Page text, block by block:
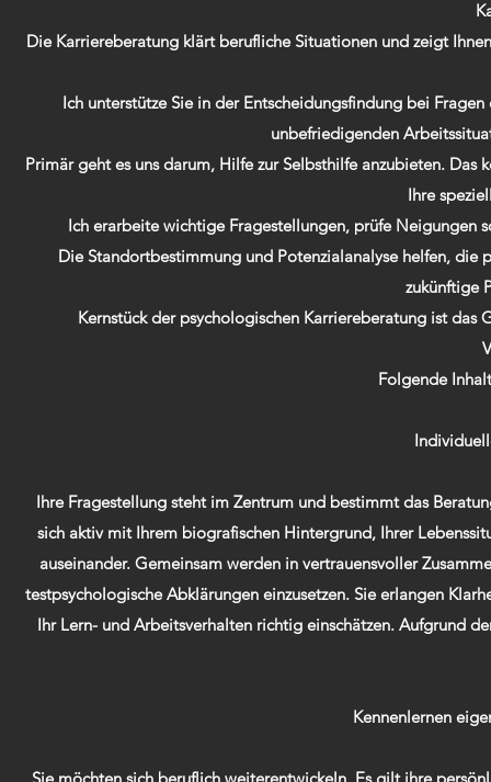
Die Karriereberatung klärt berufliche Situationen und zeigt
Ich unterstütze Sie in der Entscheidungsfindung bei
unbefriedigenden
Primär geht es uns darum, Hilfe zur Selbsthilfe anzubieten. Das
Ihre
Ich erarbeite wichtige Fragestellungen, prüfe
Die Standortbestimmung und Potenzialanalyse helfen, die
zukünftige
Kernstück der psychologischen Karriereberatung ist
Folgende
Ihre Fragestellung steht im Zentrum und bestimmt das
sich aktiv mit Ihrem biografischen Hintergrund, Ihrer
auseinander. Gemeinsam werden in vertrauensvoller
testpsychologische Abklärungen einzusetzen. Sie erlangen
Ihr Lern- und Arbeitsverhalten richtig einschätzen. Aufgrund
Kennenlernen